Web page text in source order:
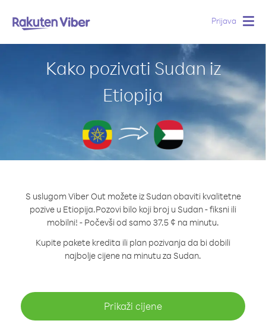
Prijava
Kako pozivati Sudan iz
Etiopija
S uslugom Viber Out možete iz Sudan obaviti kvalitetne
pozive u Etiopija.Pozovi bilo koji broj u Sudan - fiksni ili
mobilni! - Počevši od samo 37.5 ¢ na minutu.
Kupite pakete kredita ili plan pozivanja da bi dobili
najbolje cijene na minutu za Sudan.
Prikaži cijene